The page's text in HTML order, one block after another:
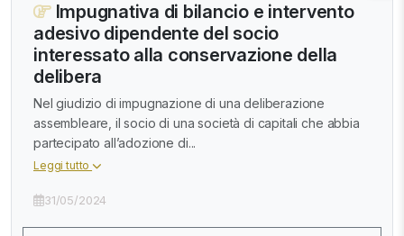
Impugnativa di bilancio e intervento
adesivo dipendente del socio
interessato alla conservazione della
delibera
Nel giudizio di impugnazione di una deliberazione
assembleare, il socio di una società di capitali che abbia
partecipato all’adozione di...
Leggi tutto
31/05/2024